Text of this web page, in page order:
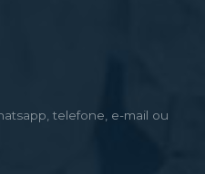
telefone, e-mail ou